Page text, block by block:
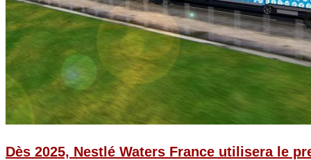
Dès 2025, Nestlé Waters France utilisera le